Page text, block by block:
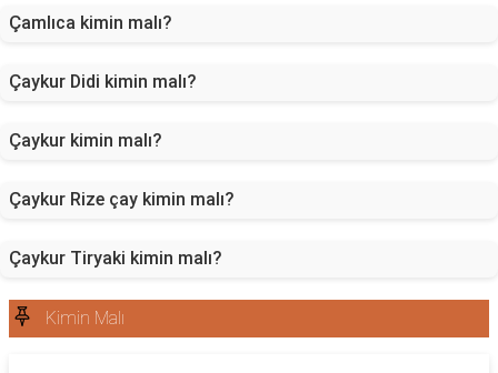
Çamlıca kimin malı?
Çaykur Didi kimin malı?
Çaykur kimin malı?
Çaykur Rize çay kimin malı?
Çaykur Tiryaki kimin malı?
Kimin Malı